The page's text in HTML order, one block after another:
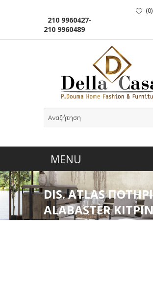
210 9960427-
210 9960489
(0)
DIS. ATLAS ΠΟΤΗΡΙ
ALABASTER
270ML 9x13